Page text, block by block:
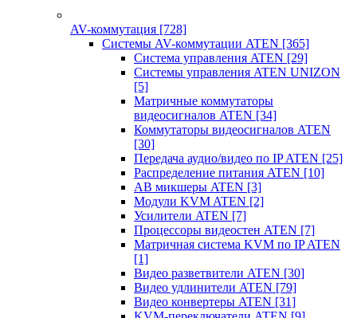
AV-коммутация [728]
Системы AV-коммутации ATEN [365]
Система управления ATEN [29]
Системы управления ATEN UNIZON
[5]
Матричные коммутаторы
видеосигналов ATEN [34]
Коммутаторы видеосигналов ATEN
[30]
Передача аудио/видео по IP ATEN [25]
Распределение питания ATEN [10]
АВ микшеры ATEN [3]
Модули KVM ATEN [2]
Усилители ATEN [7]
Процессоры видеостен ATEN [7]
Матричная система KVM по IP ATEN
[1]
Видео разветвители ATEN [30]
Видео удлинители ATEN [79]
Видео конвертеры ATEN [31]